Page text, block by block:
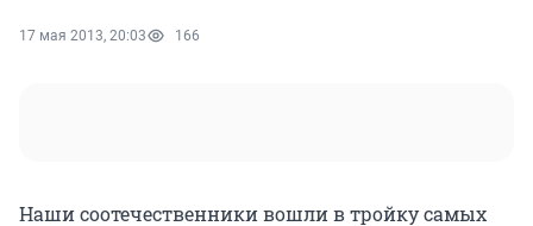
17 мая 2013, 20:03 166
Наши соотечественники вошли в тройку самых